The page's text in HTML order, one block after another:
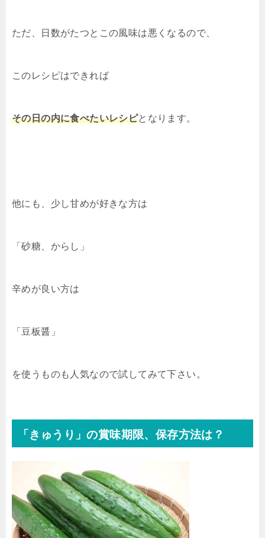
ただ、日数がたつとこの風味は悪くなるので、
このレシピはできれば
その日の内に食べたいレシピとなります。
他にも、少し甘めが好きな方は
「砂糖、からし」
辛めが良い方は
「豆板醤」
を使うものも人気なので試してみて下さい。
「きゅうり」の賞味期限、保存方法は？